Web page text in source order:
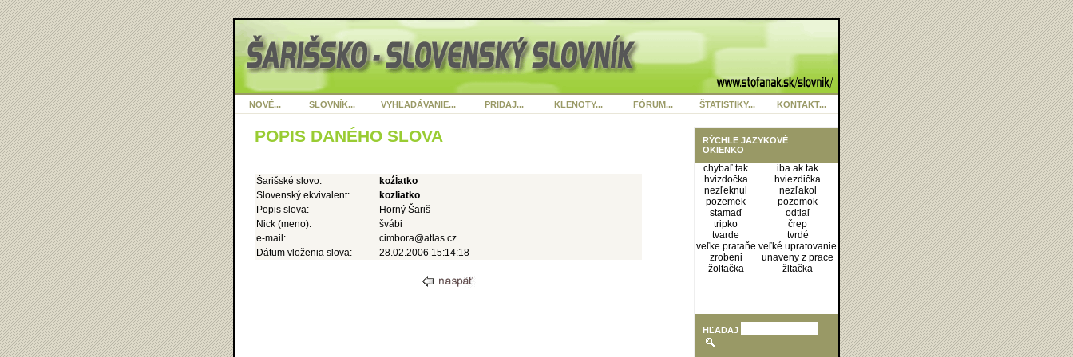
NOVÉ... SLOVNÍK... VYHĽADÁVANIE... PRIDAJ... KLENOTY... FÓRUM... ŠTATISTIKY... KONTAKT...
RÝCHLE JAZYKOVÉ
OKIENKO
chybaľ tak
iba ak tak
hvizdočka
hviezdička
nezľeknul
nezľakol
pozemek
pozemok
stamaď
odtiaľ
tripko
črep
tvarde
tvrdé
veľke prataňe veľké upratovanie
zrobeni
unaveny z prace
žoltačka
žltačka
HĽADAJ
POPIS DANÉHO SLOVA
Šarišské slovo:
koźĺatko
Slovenský ekvivalent:
kozliatko
Popis slova:
Horný Šariš
Nick (meno):
švábi
e-mail:
cimbora@atlas.cz
Dátum vloženia slova:
28.02.2006 15:14:18